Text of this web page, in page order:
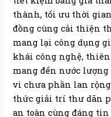
thành, tối ưu thời
đồng cùng cải thiện
mang lại công dụng
khái công nghệ,
mang đến nước
vi chưa phần lan
thức giải trí thư dãn
an toàn cùng đáng